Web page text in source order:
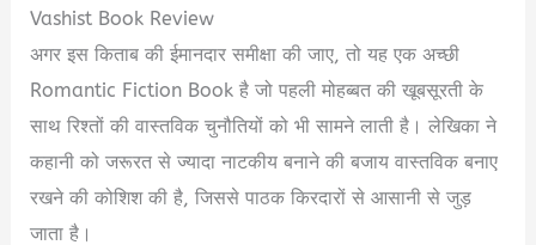
Vashist Book Review
अगर इस किताब की ईमानदार समीक्षा की जाए, तो यह एक अच्छी
Romantic Fiction Book है जो पहली मोहब्बत की खूबसूरती के
साथ रिश्तों की वास्तविक चुनौतियों को भी सामने लाती है। लेखिका ने
कहानी को जरूरत से ज्यादा नाटकीय बनाने की बजाय वास्तविक बनाए
रखने की कोशिश की है, जिससे पाठक किरदारों से आसानी से जुड़
जाता है।